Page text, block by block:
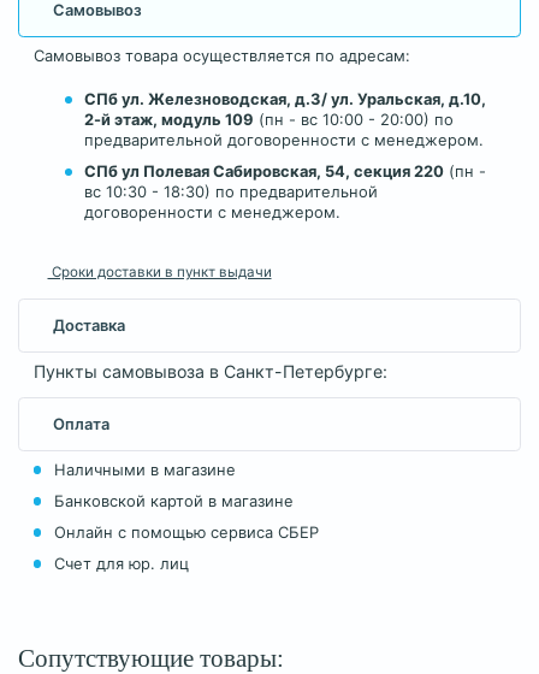
Самовывоз
Самовывоз товара осуществляется по адресам:
СПб ул. Железноводская, д.3/ ул. Уральская, д.10,
2-й этаж, модуль 109 (пн - вс 10:00 - 20:00) по
предварительной договоренности с менеджером.
СПб ул Полевая Сабировская, 54, секция 220 (пн -
вс 10:30 - 18:30) по предварительной
договоренности с менеджером.
Сроки доставки в пункт выдачи
Доставка
Пункты самовывоза в Санкт-Петербурге:
Оплата
Наличными в магазине
Банковской картой в магазине
Онлайн с помощью сервиса СБЕР
Счет для юр. лиц
Сопутствующие товары: